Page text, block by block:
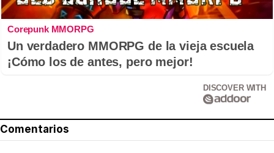
Corepunk MMORPG
Un verdadero MMORPG de la vieja escuela
¡Cómo los de antes, pero mejor!
DISCOVER WITH
Comentarios